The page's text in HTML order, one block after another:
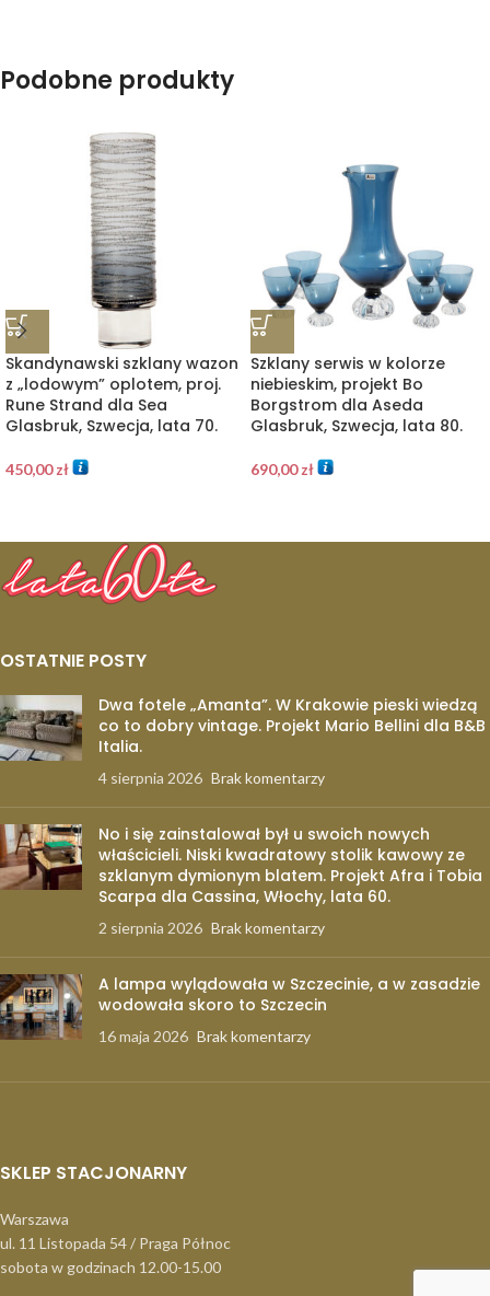
Podobne produkty
Skandynawski szklany wazon
z „lodowym” oplotem, proj.
Rune Strand dla Sea
Glasbruk, Szwecja, lata 70.
450,00zł
Szklany serwis w kolorze
niebieskim, projekt Bo
Borgstrom dla Aseda
Glasbruk, Szwecja, lata 80.
690,00zł
OSTATNIE POSTY
Dwa fotele „Amanta”. W Krakowie pieski wiedzą
co to dobry vintage. Projekt Mario Bellini dla B&B
Italia.
4 sierpnia 2026 Brak komentarzy
No i się zainstalował był u swoich nowych
właścicieli. Niski kwadratowy stolik kawowy ze
szklanym dymionym blatem. Projekt Afra i Tobia
Scarpa dla Cassina, Włochy, lata 60.
2 sierpnia 2026 Brak komentarzy
A lampa wylądowała w Szczecinie, a w zasadzie
wodowała skoro to Szczecin
16 maja 2026 Brak komentarzy
SKLEP STACJONARNY
Warszawa
ul. 11 Listopada 54 / Praga Północ
sobota w godzinach 12.00-15.00